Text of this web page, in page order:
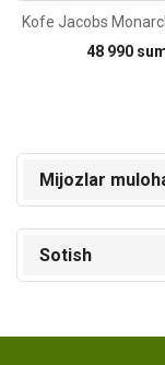
48 990
Mijozlar
Sotish